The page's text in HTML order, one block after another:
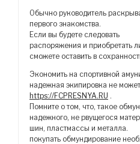
Обычно руководитель
первого знакомства.
Если вы будете следовать
распоряжения и приобретать
сможете оставить в
Экономить на спортивной
надежная экипировка не
https://FCPRESNYA.RU .
Помните о том, что, такое
надежного, не рвущегося
шин, пластмассы и металла.
покупать обмундирование